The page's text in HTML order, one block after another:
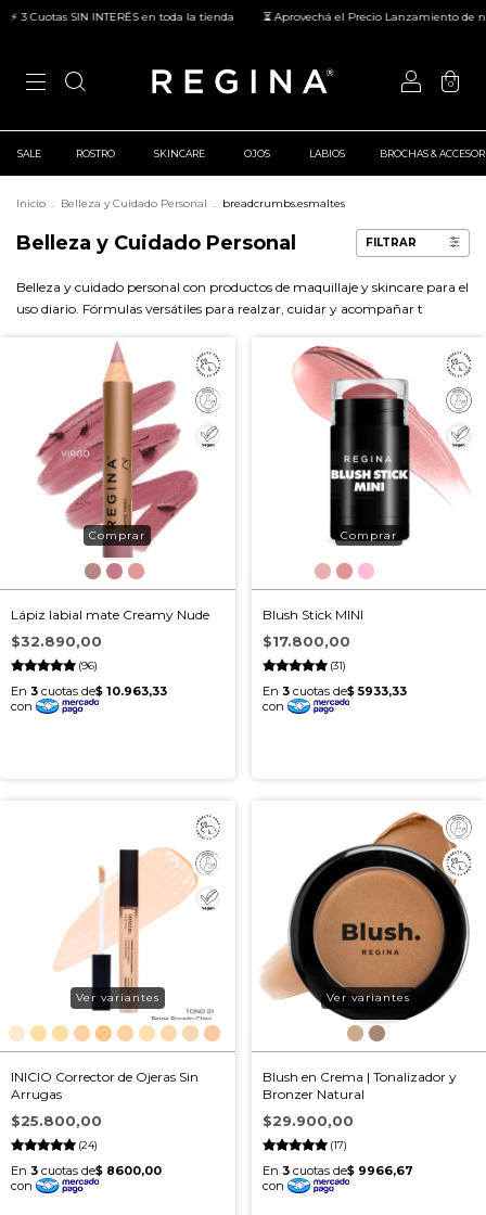
SIN INTERÉS en toda la tienda ⏳ Aprovechá el Precio Lanzamiento de nuestros
0
SALE ROSTRO SKINCARE OJOS LABIOS BROCHAS &
Inicio . Belleza y Cuidado Personal . breadcrumbs.esmaltes
Belleza y Cuidado Personal FILTRAR
Belleza y cuidado personal con productos de maquillaje y skincare para el
uso diario. Fórmulas versátiles para realzar, cuidar y acompañar t
Lápiz labial mate Creamy Nude
(96)
$32.890,00
Blush Stick MINI
(31)
$17.800,00
INICIO Corrector de Ojeras Sin
Arrugas
(24)
$25.800,00
Ver variantes
Blush en Crema | Tonalizador y
Bronzer Natural
(17)
$29.900,00
Ver variantes